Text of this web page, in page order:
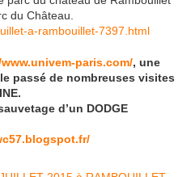
du Château.
a-rambouillet-7397.html
paris.com/, une
passé de nombreuses visites
d’un DODGE